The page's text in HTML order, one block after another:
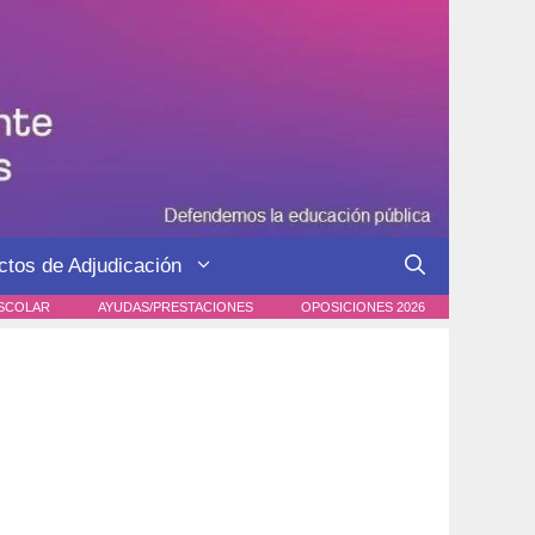
de Adjudicación
AYUDAS/PRESTACIONES OPOSICIONES 2026